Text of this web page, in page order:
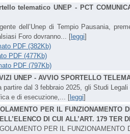
telematico UNEP - PCT
dell’Unep di Tempio Pausania,
Foro dovranno... [leggi]
PDF (382Kb)
PDF (477Kb)
PDF (797Kb)
UNEP - AVVIO SPORTELLO
partire dal 3 febbraio 2025, gli Studi
e di esecuzione,... [leggi]
PER IL FUNZIONAMENTO
DI CUI ALL’ART. 179 TER
PER IL FUNZIONAMENTO